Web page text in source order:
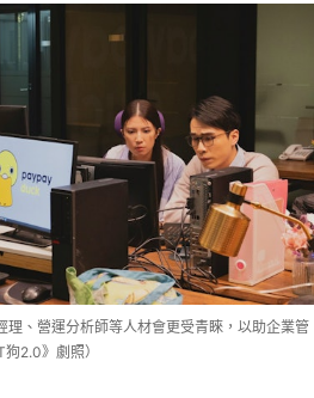
理、營運分析師等人材會更受青睞，以助企業管
2.0》劇照）